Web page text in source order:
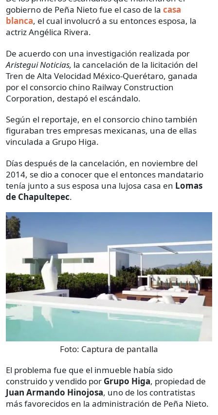
gobierno de Peña Nieto fue el caso de la casa
blanca, el cual involucró a su entonces esposa, la
actriz Angélica Rivera.
De acuerdo con una investigación realizada por
Aristegui Noticias, la cancelación de la licitación del
Tren de Alta Velocidad México-Querétaro, ganada
por el consorcio chino Railway Construction
Corporation, destapó el escándalo.
Según el reportaje, en el consorcio chino también
figuraban tres empresas mexicanas, una de ellas
vinculada a Grupo Higa.
Días después de la cancelación, en noviembre del
2014, se dio a conocer que el entonces mandatario
tenía junto a sus esposa una lujosa casa en Lomas
de Chapultepec.
Foto: Captura de pantalla
El problema fue que el inmueble había sido
construido y vendido por Grupo Higa, propiedad de
Juan Armando Hinojosa, uno de los contratistas
más favorecidos en la administración de Peña Nieto.